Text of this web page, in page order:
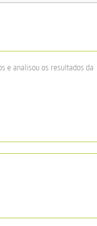
e analisou os resultados da